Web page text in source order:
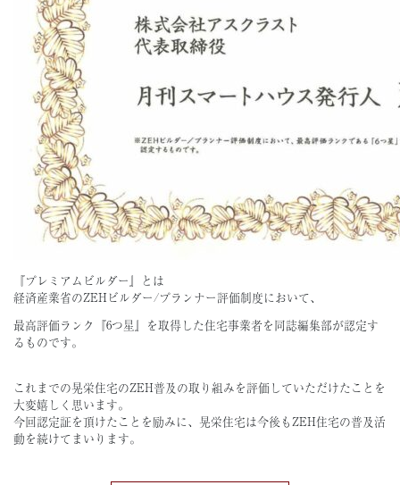
『プレミアムビルダー』とは
経済産業省のZEHビルダー/プランナー評価制度において、
最高評価ランク『6つ星』を取得した住宅事業者を同誌編集部が認定す
るものです。
これまでの晃栄住宅のZEH普及の取り組みを評価していただけたことを
大変嬉しく思います。
今回認定証を頂けたことを励みに、晃栄住宅は今後もZEH住宅の普及活
動を続けてまいります。